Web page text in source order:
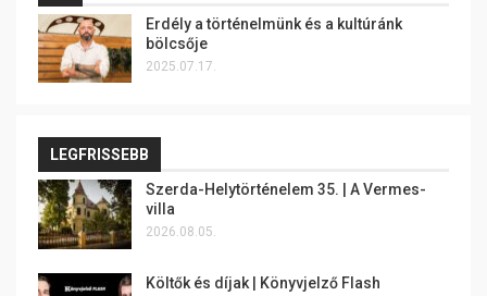
Erdély a történelmünk és a kultúránk
bölcsője
2025.07.17.
LEGFRISSEBB
Szerda-Helytörténelem 35. | A Vermes-
villa
2026.08.05.
Költők és díjak | Könyvjelző Flash